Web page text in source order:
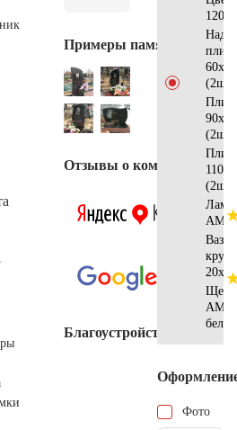
Примеры памятников
Отзывы о компании
Благоустройство
(2шт)
(2шт)
(2шт)
Ваза
Фото